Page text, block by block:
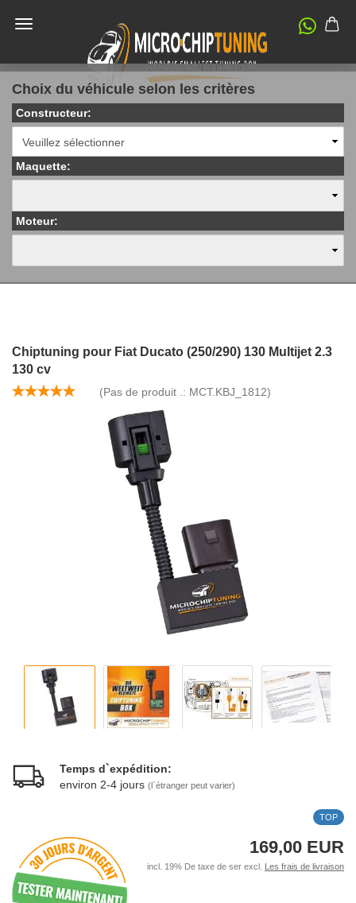
Choix du véhicule selon les critères
Constructeur:
Maquette:
Moteur:
Chiptuning pour Fiat Ducato (250/290) 130 Multijet 2.3
130 cv
(Pas de produit .: MCT.KBJ_1812)
Temps d`expédition:
environ 2-4 jours (l`étranger peut varier)
TOP
169,00 EUR
incl. 19% De taxe de ser excl. Les frais de livraison